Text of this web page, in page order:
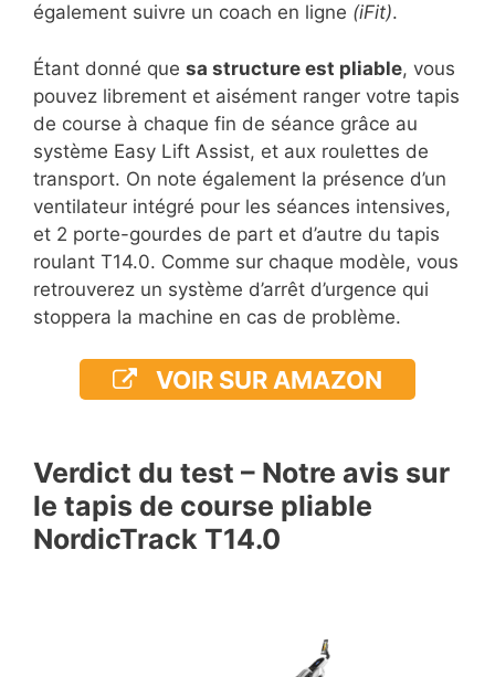
également suivre un coach en ligne (iFit).
Étant donné que sa structure est pliable, vous
pouvez librement et aisément ranger votre tapis
de course à chaque fin de séance grâce au
système Easy Lift Assist, et aux roulettes de
transport. On note également la présence d’un
ventilateur intégré pour les séances intensives,
et 2 porte-gourdes de part et d’autre du tapis
roulant T14.0. Comme sur chaque modèle, vous
retrouverez un système d’arrêt d’urgence qui
stoppera la machine en cas de problème.
VOIR SUR AMAZON
Verdict du test – Notre avis sur
le tapis de course pliable
NordicTrack T14.0